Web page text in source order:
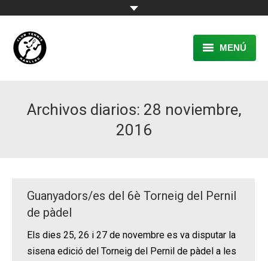
MENÚ
RESERVA
TENNIS
Archivos diarios: 28 noviembre,
2016
Guanyadors/es del 6è Torneig del Pernil
de pàdel
Els dies 25, 26 i 27 de novembre es va disputar la
sisena edició del Torneig del Pernil de pàdel a les